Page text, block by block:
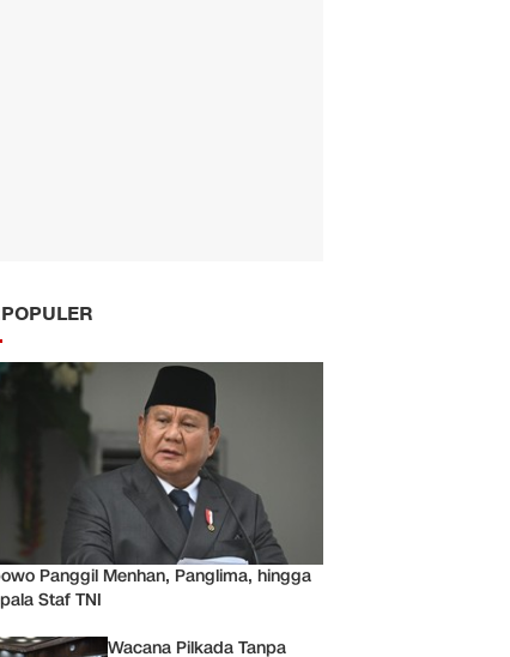
Panggil Menhan, Panglima, hingga
Staf TNI
Wacana Pilkada Tanpa